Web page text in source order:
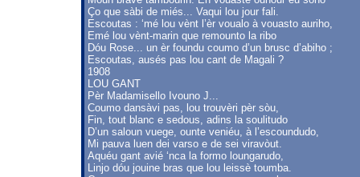
Ço que sàbi de miés... Vaqui lou jour fali.
Escoutas : ‘mé lou vènt l’èr voualo à vouasto auriho,
Emé lou vènt-marin que remounto la ribo
Dóu Rose... un èr foundu coumo d’un brusc d’abiho ;
Escoutas, ausés pas lou cant de Magali ?
1908
LOU GANT
Pèr Madamisello Ivouno J...
Coumo dansàvi pas, lou trouvèri pèr sòu,
Fin, tout blanc e sedous, adins la soulitudo
D’un saloun vuege, ounte veniéu, à l’escoundudo,
Mi pauva luen dei varso e de sei viravòut.
Aquéu gant avié ‘nca la formo loungarudo,
Linjo dóu jouine bras que lou leissè toumba.